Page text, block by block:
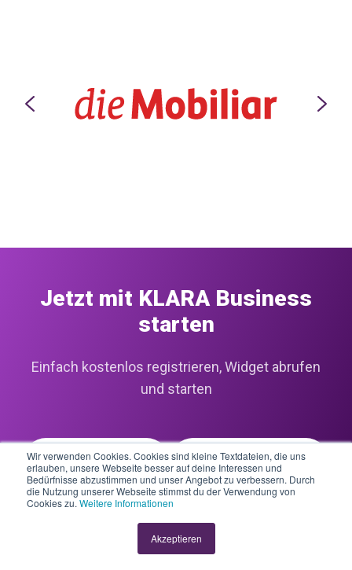
Wir verwenden Cookies. Cookies sind kleine Textdateien, die uns
erlauben, unsere Webseite besser auf deine Interessen und
Bedürfnisse abzustimmen und unser Angebot zu verbessern. Durch
die Nutzung unserer Webseite stimmst du der Verwendung von
Cookies zu. Weitere Informationen
Akzeptieren
Jetzt mit KLARA Business
starten
Einfach kostenlos registrieren, Widget abrufen
und starten
Jetzt registrieren Beratung anfordern